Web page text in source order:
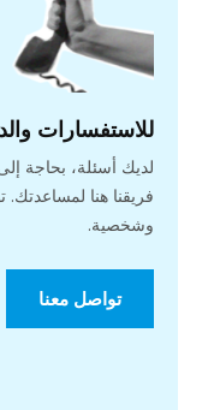
للاستفسارات
لديك أسئلة، بحاجة
فريقنا هنا
وشخصية.
تواصل معنا